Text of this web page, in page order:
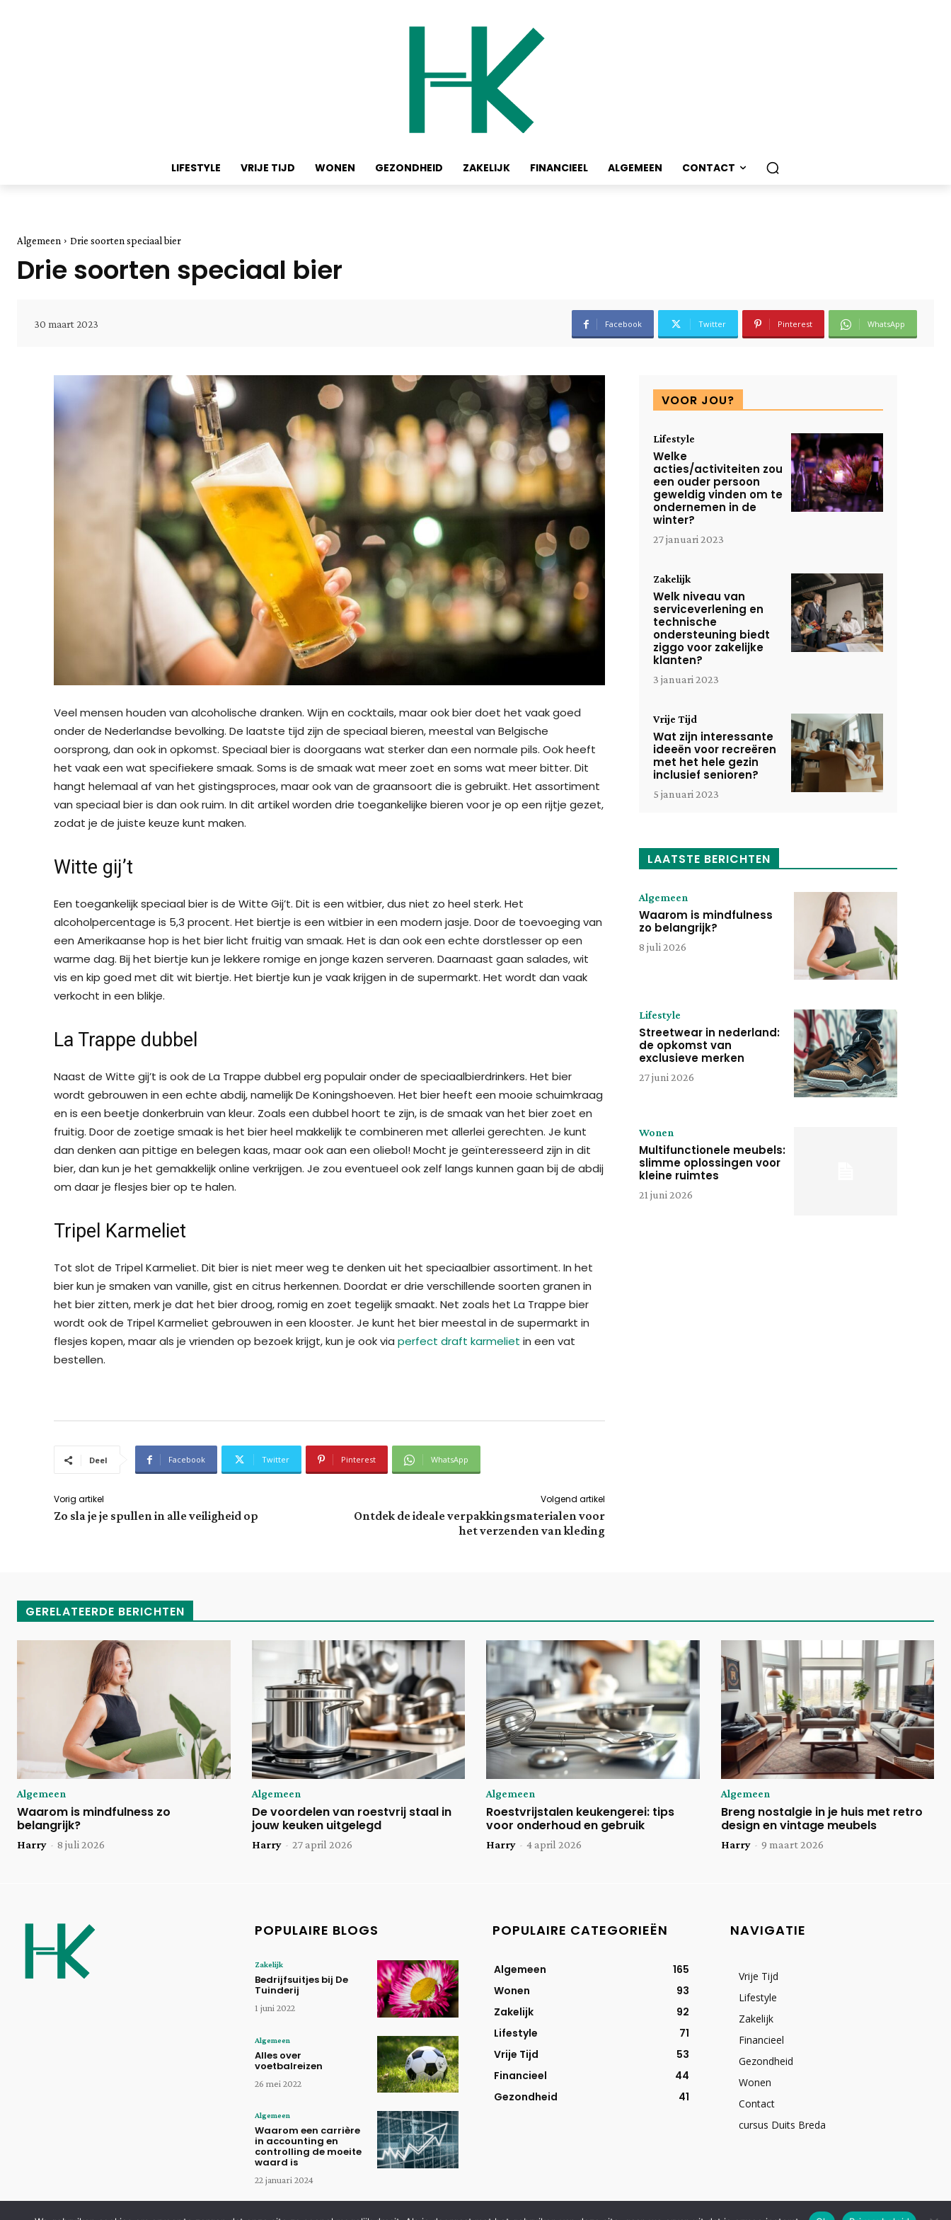
LIFESTYLE VRIJE TIJD WONEN GEZONDHEID ZAKELIJK FINANCIEEL ALGEMEEN CONTACT
Algemeen Drie soorten speciaal bier
Drie soorten speciaal bier
30 maart 2023 Facebook Twitter Pinterest WhatsApp
Veel mensen houden van alcoholische dranken. Wijn en cocktails, maar ook bier doet het vaak goed
onder de Nederlandse bevolking. De laatste tijd zijn de speciaal bieren, meestal van Belgische
oorsprong, dan ook in opkomst. Speciaal bier is doorgaans wat sterker dan een normale pils. Ook heeft
het vaak een wat specifiekere smaak. Soms is de smaak wat meer zoet en soms wat meer bitter. Dit
hangt helemaal af van het gistingsproces, maar ook van de graansoort die is gebruikt. Het assortiment
van speciaal bier is dan ook ruim. In dit artikel worden drie toegankelijke bieren voor je op een rijtje gezet,
zodat je de juiste keuze kunt maken.
Witte gij’t
Een toegankelijk speciaal bier is de Witte Gij’t. Dit is een witbier, dus niet zo heel sterk. Het
alcoholpercentage is 5,3 procent. Het biertje is een witbier in een modern jasje. Door de toevoeging van
een Amerikaanse hop is het bier licht fruitig van smaak. Het is dan ook een echte dorstlesser op een
warme dag. Bij het biertje kun je lekkere romige en jonge kazen serveren. Daarnaast gaan salades, wit
vis en kip goed met dit wit biertje. Het biertje kun je vaak krijgen in de supermarkt. Het wordt dan vaak
verkocht in een blikje.
La Trappe dubbel
Naast de Witte gij’t is ook de La Trappe dubbel erg populair onder de speciaalbierdrinkers. Het bier
wordt gebrouwen in een echte abdij, namelijk De Koningshoeven. Het bier heeft een mooie schuimkraag
en is een beetje donkerbruin van kleur. Zoals een dubbel hoort te zijn, is de smaak van het bier zoet en
fruitig. Door de zoetige smaak is het bier heel makkelijk te combineren met allerlei gerechten. Je kunt
dan denken aan pittige en belegen kaas, maar ook aan een oliebol! Mocht je geïnteresseerd zijn in dit
bier, dan kun je het gemakkelijk online verkrijgen. Je zou eventueel ook zelf langs kunnen gaan bij de abdij
om daar je flesjes bier op te halen.
Tripel Karmeliet
Tot slot de Tripel Karmeliet. Dit bier is niet meer weg te denken uit het speciaalbier assortiment. In het
bier kun je smaken van vanille, gist en citrus herkennen. Doordat er drie verschillende soorten granen in
het bier zitten, merk je dat het bier droog, romig en zoet tegelijk smaakt. Net zoals het La Trappe bier
wordt ook de Tripel Karmeliet gebrouwen in een klooster. Je kunt het bier meestal in de supermarkt in
flesjes kopen, maar als je vrienden op bezoek krijgt, kun je ook via perfect draft karmeliet in een vat
bestellen.
Deel Facebook Twitter Pinterest WhatsApp
Vorig artikel
Zo sla je je spullen in alle veiligheid op
Volgend artikel
Ontdek de ideale verpakkingsmaterialen voor
het verzenden van kleding
VOOR JOU?
Lifestyle
Welke
acties/activiteiten zou
een ouder persoon
geweldig vinden om te
ondernemen in de
winter?
27 januari 2023
Zakelijk
Welk niveau van
serviceverlening en
technische
ondersteuning biedt
ziggo voor zakelijke
klanten?
3 januari 2023
Vrije Tijd
Wat zijn interessante
ideeën voor recreëren
met het hele gezin
inclusief senioren?
5 januari 2023
LAATSTE BERICHTEN
Algemeen
Waarom is mindfulness
zo belangrijk?
8 juli 2026
Lifestyle
Streetwear in nederland:
de opkomst van
exclusieve merken
27 juni 2026
Wonen
Multifunctionele meubels:
slimme oplossingen voor
kleine ruimtes
21 juni 2026
GERELATEERDE BERICHTEN
Algemeen
Waarom is mindfulness zo
belangrijk?
Harry - 8 juli 2026
Algemeen
De voordelen van roestvrij staal in
jouw keuken uitgelegd
Harry - 27 april 2026
Algemeen
Roestvrijstalen keukengerei: tips
voor onderhoud en gebruik
Harry - 4 april 2026
Algemeen
Breng nostalgie in je huis met retro
design en vintage meubels
Harry - 9 maart 2026
POPULAIRE BLOGS
Zakelijk
Bedrijfsuitjes bij De
Tuinderij
1 juni 2022
Algemeen
Alles over
voetbalreizen
26 mei 2022
Algemeen
Waarom een carrière
in accounting en
controlling de moeite
waard is
22 januari 2024
POPULAIRE CATEGORIEËN
Algemeen
165
Wonen
93
Zakelijk
92
Lifestyle
71
Vrije Tijd
53
Financieel
44
Gezondheid
41
NAVIGATIE
Vrije Tijd
Lifestyle
Zakelijk
Financieel
Gezondheid
Wonen
Contact
cursus Duits Breda